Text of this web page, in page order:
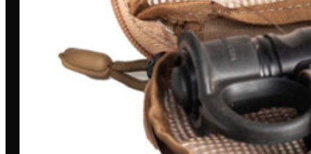
Entrar/Cadastrar
Meus Pedidos
Entrega
Pagamento Seguro
Trocas e devoluções